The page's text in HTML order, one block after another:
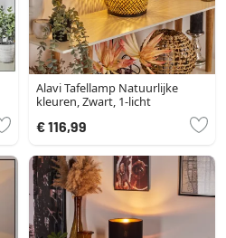
Alavi Tafellamp Natuurlijke
kleuren, Zwart, 1-licht
€ 116,99